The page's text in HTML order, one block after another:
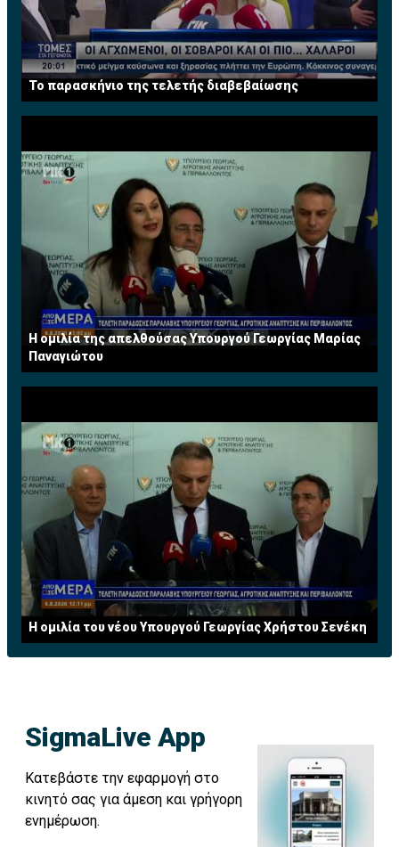
Το παρασκήνιο της τελετής διαβεβαίωσης
Η ομιλία της απελθούσας Υπουργού Γεωργίας Μαρίας
Παναγιώτου
Η ομιλία του νέου Υπουργού Γεωργίας Χρήστου Σενέκη
SigmaLive App
Κατεβάστε την εφαρμογή στο
κινητό σας για άμεση και γρήγορη
ενημέρωση.